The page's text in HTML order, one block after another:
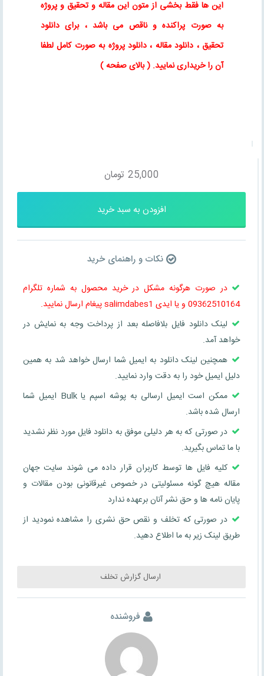
این ها فقط بخشی از متون این مقاله و تحقیق و پروژه
به صورت پراکنده و ناقص می باشد ، برای دانلود
تحقیق ، دانلود مقاله ، دانلود پروژه به صورت کامل لطفا
آن را خریداری نمایید. ( بالای صفحه )
25,000 تومان
افزودن به سبد خرید
نکات و راهنمای خرید
در صورت هرگونه مشکل در خرید محصول به شماره تلگرام
09362510164 و یا ایدی salimdabes1 پیغام ارسال نمایید.
لینک دانلود فایل بلافاصله بعد از پرداخت وجه به نمایش در
خواهد آمد.
همچنین لینک دانلود به ایمیل شما ارسال خواهد شد به همین
دلیل ایمیل خود را به دقت وارد نمایید.
ممکن است ایمیل ارسالی به پوشه اسپم یا Bulk ایمیل شما
ارسال شده باشد.
در صورتی که به هر دلیلی موفق به دانلود فایل مورد نظر نشدید
با ما تماس بگیرید.
کلیه فایل ها توسط کاربران قرار داده می شوند سایت جهان
مقاله هیچ گونه مسئولیتی در خصوص غیرقانونی بودن مقالات و
پایان نامه ها و حق نشر آنان برعهده ندارد
در صورتی که تخلف و نقص حق نشری را مشاهده نمودید از
طریق لینک زیر به ما اطلاع دهید.
ارسال گزارش تخلف
فروشنده